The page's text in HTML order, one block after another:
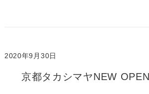
2020年9月30日
京都タカシマヤNEW